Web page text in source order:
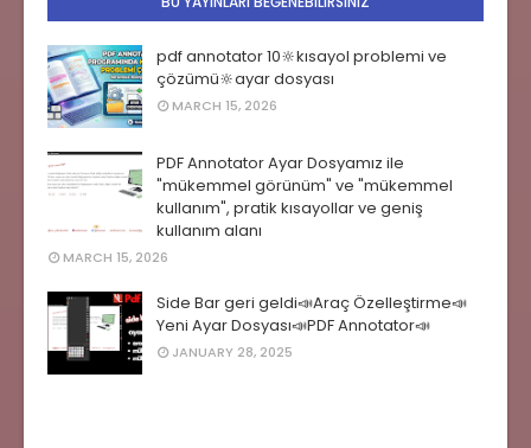
pdf annotator 10🔆kısayol problemi ve
çözümü🔆ayar dosyası
MARCH 15, 2026
PDF Annotator Ayar Dosyamız ile
"mükemmel görünüm" ve "mükemmel
kullanım", pratik kısayollar ve geniş
kullanım alanı
MARCH 15, 2026
Side Bar geri geldi📣Araç Özelleştirme📣
Yeni Ayar Dosyası📣PDF Annotator📣
JANUARY 28, 2025